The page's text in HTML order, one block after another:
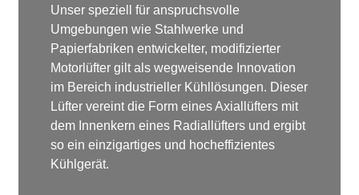
Unser speziell für anspruchsvolle
Umgebungen wie Stahlwerke und
Papierfabriken entwickelter, modifizierter
Motorlüfter gilt als wegweisende Innovation
im Bereich industrieller Kühllösungen. Dieser
Lüfter vereint die Form eines Axiallüfters mit
dem Innenkern eines Radiallüfters und ergibt
so ein einzigartiges und hocheffizientes
Kühlgerät.